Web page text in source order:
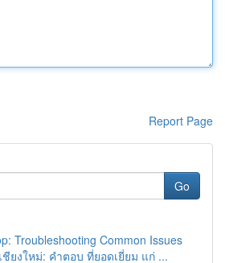
Report Page
Go
Troubleshooting Common Issues
ยงใหม่: คำตอบ ที่ยอดเยี่ยม แก่ ...